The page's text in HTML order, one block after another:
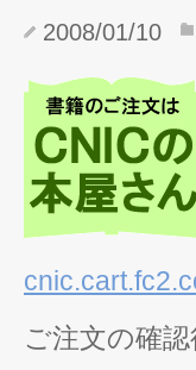
2008/01/10
ご注文の確